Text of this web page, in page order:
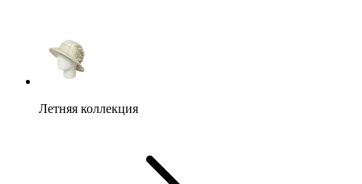
Летняя коллекция